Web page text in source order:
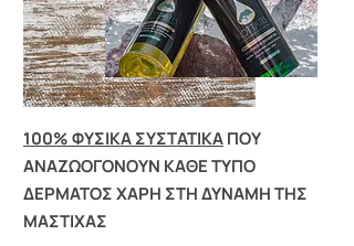
100% ΦΥΣΙΚΑ ΣΥΣΤΑΤΙΚΑΠΟΥ
ΑΝΑΖΩΟΓΟΝΟΥΝ ΚΑΘΕ ΤΥΠΟ
ΔΕΡΜΑΤΟΣ ΧΑΡΗ ΣΤΗ ΔΥΝΑΜΗ ΤΗΣ
ΜΑΣΤΙΧΑΣ